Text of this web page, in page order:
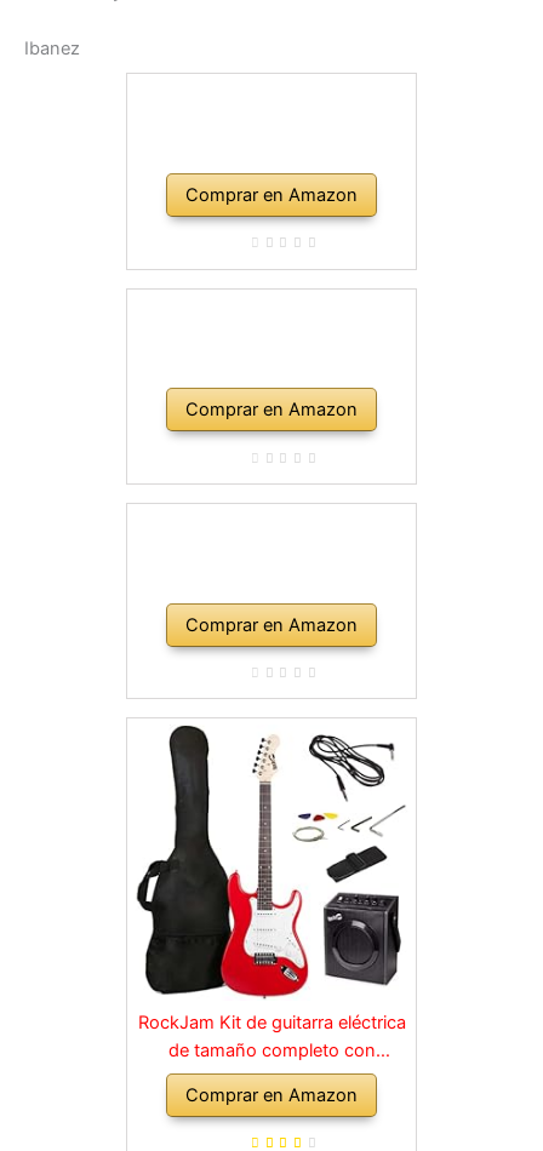
Ibanez
Comprar en Amazon
Comprar en Amazon
Comprar en Amazon
RockJam Kit de guitarra eléctrica
de tamaño completo con
amplificador de 10 vatios, clases,
correa, bolsa de transporte,
púas, golpe, plomo y cuerdas de
Comprar en Amazon